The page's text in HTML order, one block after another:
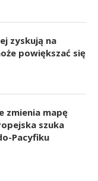
zyskują na
powiększać się
zmienia mapę
szuka
Pacyfiku